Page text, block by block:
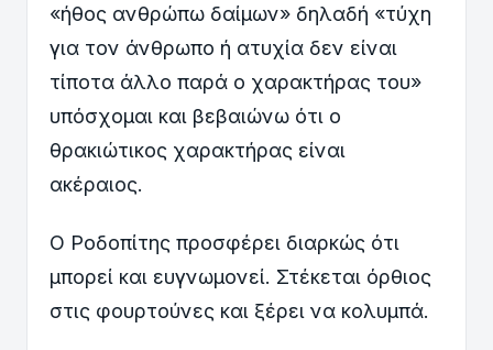
«ήθος ανθρώπω δαίμων» δηλαδή «τύχη
για τον άνθρωπο ή ατυχία δεν είναι
τίποτα άλλο παρά ο χαρακτήρας του»
υπόσχομαι και βεβαιώνω ότι ο
θρακιώτικος χαρακτήρας είναι
ακέραιος.
Ο Ροδοπίτης προσφέρει διαρκώς ότι
μπορεί και ευγνωμονεί. Στέκεται όρθιος
στις φουρτούνες και ξέρει να κολυμπά.